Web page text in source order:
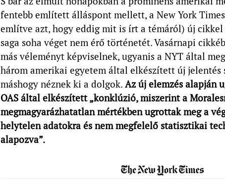
fentebb említett álláspont mellett, a New York
említve azt, hogy eddig mit is írt a témáról) új cikkel
saga soha véget nem érő történetét. Vasárnapi
más véleményt képviselnek, ugyanis a NYT által
három amerikai egyetem által elkészített új jelentés
máshogy néznek ki a dolgok. Az új elemzés alapján
OAS által elkészített „konklúzió, miszerint a
megmagyarázhatatlan mértékben ugrottak meg a
helytelen adatokra és nem megfelelő statisztikai
alapozva”.